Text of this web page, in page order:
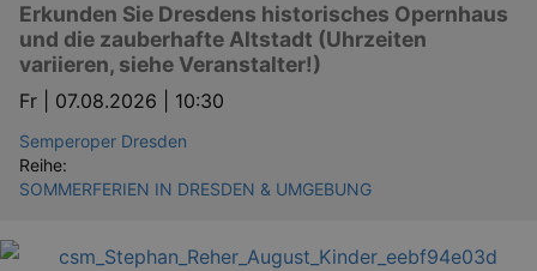
Erkunden Sie Dresdens historisches Opernhaus
und die zauberhafte Altstadt (Uhrzeiten
variieren, siehe Veranstalter!)
Fr | 07.08.2026 | 10:30
Semperoper Dresden
Reihe:
SOMMERFERIEN IN DRESDEN & UMGEBUNG